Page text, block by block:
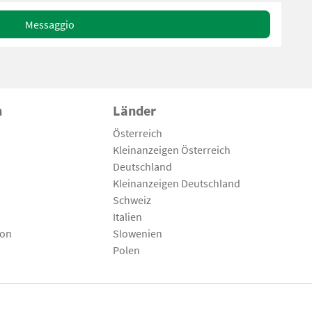
Messaggio
Länder
Österreich
Kleinanzeigen Österreich
Deutschland
Kleinanzeigen Deutschland
Schweiz
Italien
Slowenien
Polen